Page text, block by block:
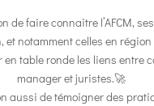
de faire connaitre l’AFCM,
et notamment celles en région
en table ronde les liens entre
manager et juristes.🚀
aussi de témoigner des